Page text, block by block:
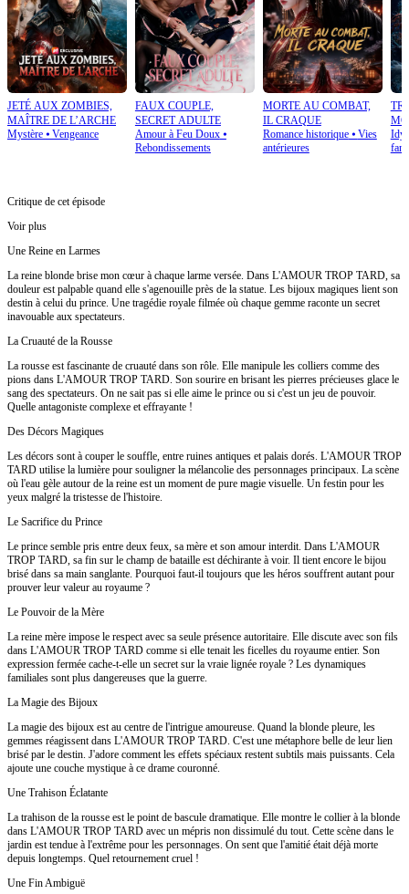
JETÉ AUX ZOMBIES,
MAÎTRE DE L’ARCHE
Mystère ⦁ Vengeance
FAUX COUPLE,
SECRET ADULTE
Amour à Feu Doux⦁
Rebondissements
MORTE AU COMBAT,
IL CRAQUE
Romance historique⦁ Vies
antérieures
Critique de cet épisode
Voir plus
Une Reine en Larmes
La reine blonde brise mon cœur à chaque larme versée. Dans L'AMOUR TROP TARD, sa
douleur est palpable quand elle s'agenouille près de la statue. Les bijoux magiques lient son
destin à celui du prince. Une tragédie royale filmée où chaque gemme raconte un secret
inavouable aux spectateurs.
La Cruauté de la Rousse
La rousse est fascinante de cruauté dans son rôle. Elle manipule les colliers comme des
pions dans L'AMOUR TROP TARD. Son sourire en brisant les pierres précieuses glace le
sang des spectateurs. On ne sait pas si elle aime le prince ou si c'est un jeu de pouvoir.
Quelle antagoniste complexe et effrayante !
Des Décors Magiques
Les décors sont à couper le souffle, entre ruines antiques et palais dorés. L'AMOUR TROP
TARD utilise la lumière pour souligner la mélancolie des personnages principaux. La scène
où l'eau gèle autour de la reine est un moment de pure magie visuelle. Un festin pour les
yeux malgré la tristesse de l'histoire.
Le Sacrifice du Prince
Le prince semble pris entre deux feux, sa mère et son amour interdit. Dans L'AMOUR
TROP TARD, sa fin sur le champ de bataille est déchirante à voir. Il tient encore le bijou
brisé dans sa main sanglante. Pourquoi faut-il toujours que les héros souffrent autant pour
prouver leur valeur au royaume ?
Le Pouvoir de la Mère
La reine mère impose le respect avec sa seule présence autoritaire. Elle discute avec son fils
dans L'AMOUR TROP TARD comme si elle tenait les ficelles du royaume entier. Son
expression fermée cache-t-elle un secret sur la vraie lignée royale ? Les dynamiques
familiales sont plus dangereuses que la guerre.
La Magie des Bijoux
La magie des bijoux est au centre de l'intrigue amoureuse. Quand la blonde pleure, les
gemmes réagissent dans L'AMOUR TROP TARD. C'est une métaphore belle de leur lien
brisé par le destin. J'adore comment les effets spéciaux restent subtils mais puissants. Cela
ajoute une couche mystique à ce drame couronné.
Une Trahison Éclatante
La trahison de la rousse est le point de bascule dramatique. Elle montre le collier à la blonde
dans L'AMOUR TROP TARD avec un mépris non dissimulé du tout. Cette scène dans le
jardin est tendue à l'extrême pour les personnages. On sent que l'amitié était déjà morte
depuis longtemps. Quel retournement cruel !
Une Fin Ambiguë